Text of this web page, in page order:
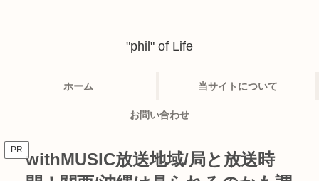
"phil" of Life
ホーム 当サイトについて
お問い合わせ
PR withMUSIC放送地域/局と放送時